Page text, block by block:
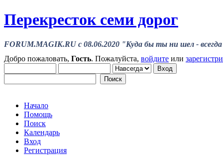
Перекресток семи дорог
FORUM.MAGIK.RU c 08.06.2020 "Куда бы ты ни шел - всегда
Добро пожаловать, Гость. Пожалуйста, войдите или
Начало
Помощь
Поиск
Календарь
Вход
Регистрация